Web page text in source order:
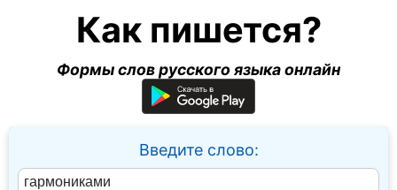
Как пишется?
Формы слов русского языка онлайн
Введите слово: